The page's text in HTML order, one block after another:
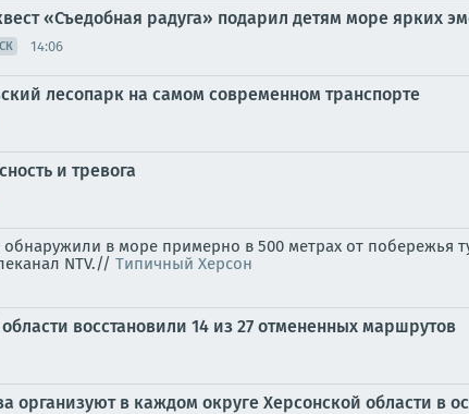
«Съедобная радуга» подарил детям море ярких
14:06
лесопарк на самом современном транспорте
и тревога
в море примерно в 500 метрах от побережья
NTV.// Типичный Херсон
восстановили 14 из 27 отмененных маршрутов
организуют в каждом округе Херсонской области в